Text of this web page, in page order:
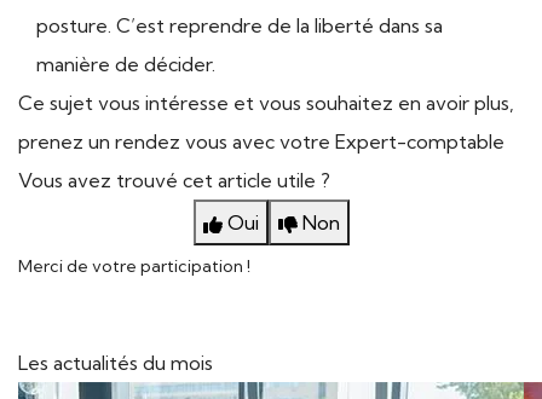
posture. C’est reprendre de la liberté dans sa
manière de décider.
Ce sujet vous intéresse et vous souhaitez en avoir plus,
prenez un rendez vous avec votre Expert-comptable
Vous avez trouvé cet article utile ?
Oui
Non
Merci de votre participation !
Les actualités du mois